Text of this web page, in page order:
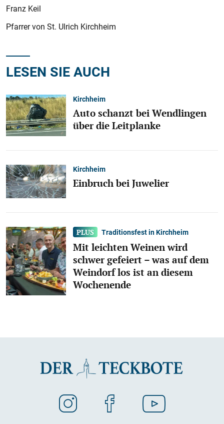
Franz Keil
Pfarrer von St. Ulrich Kirchheim
LESEN SIE AUCH
Kirchheim
Auto schanzt bei Wendlingen
über die Leitplanke
Kirchheim
Einbruch bei Juwelier
Traditionsfest in Kirchheim
Mit leichten Weinen wird
schwer gefeiert – was auf dem
Weindorf los ist an diesem
Wochenende